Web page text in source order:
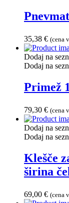
35,38 € (cena
Dodaj na
Dodaj na
Primež
79,30 € (cena
Dodaj na
Dodaj na
Klešče
širina
69,00 € (cena